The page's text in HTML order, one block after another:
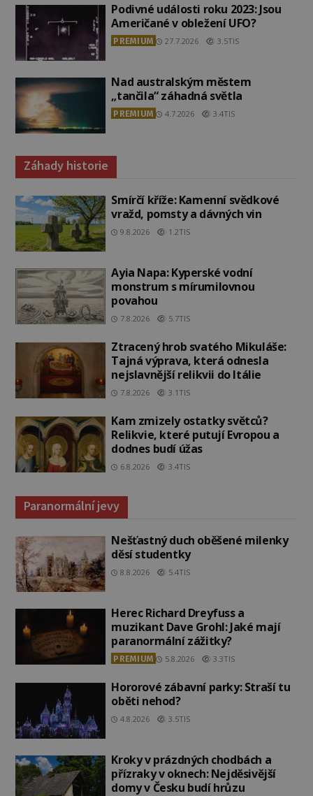
Podivné události roku 2023: Jsou
Američané v obležení UFO?
PREMIUM 27.7.2026 3.5TIS
Nad australským městem
„tančila“ záhadná světla
PREMIUM 4.7.2026 3.4TIS
Záhady historie
Smírčí kříže: Kamenní svědkové
vražd, pomsty a dávných vin
9.8.2026 1.2TIS
Ayia Napa: Kyperské vodní
monstrum s mírumilovnou
povahou
7.8.2026 5.7TIS
Ztracený hrob svatého Mikuláše:
Tajná výprava, která odnesla
nejslavnější relikvii do Itálie
7.8.2026 3.1TIS
Kam zmizely ostatky světců?
Relikvie, které putují Evropou a
dodnes budí úžas
6.8.2026 3.4TIS
Paranormální jevy
Nešťastný duch oběšené milenky
děsí studentky
8.8.2026 5.4TIS
Herec Richard Dreyfuss a
muzikant Dave Grohl: Jaké mají
paranormální zážitky?
PREMIUM 5.8.2026 3.3TIS
Hororové zábavní parky: Straší tu
oběti nehod?
4.8.2026 3.5TIS
Kroky v prázdných chodbách a
přízraky v oknech: Nejděsivější
domy v Česku budí hrůzu